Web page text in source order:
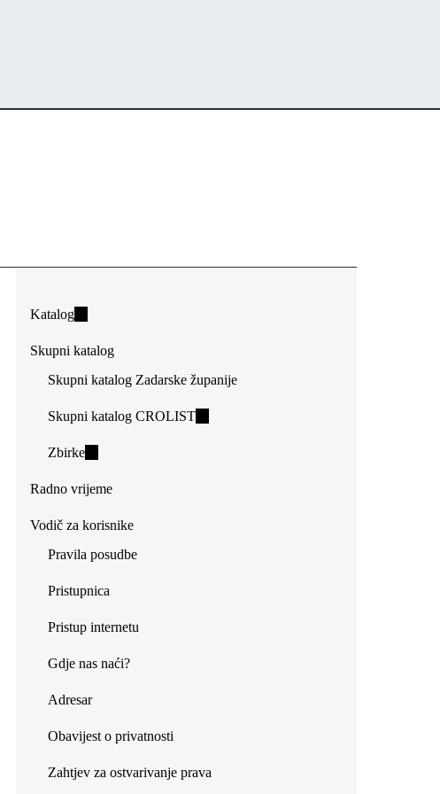
Katalog(link
external)
Skupni katalog
Skupni katalog Zadarske županije
Skupni katalog CROLIST(link
Zbirke(link
external)
Radno vrijeme
Vodič za korisnike
Pravila posudbe
Pristupnica
Pristup internetu
Gdje nas naći?
Adresar
Obavijest o privatnosti
Zahtjev za ostvarivanje prava